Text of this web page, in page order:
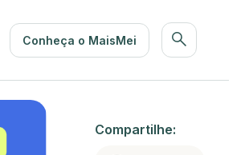
Conheça o MaisMei
Compartilhe: